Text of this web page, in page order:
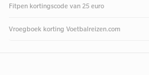
Fitpen kortingscode van 25 euro
Vroegboek korting Voetbalreizen.com